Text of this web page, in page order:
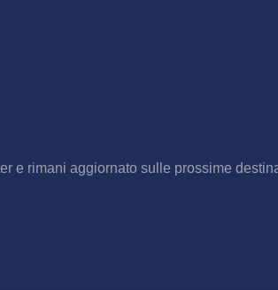
e rimani aggiornato sulle prossime